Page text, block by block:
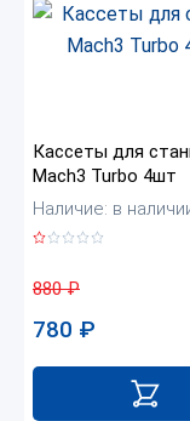
Кассеты для
Mach3 Turbo 4шт
Наличие: в
880₽
780 ₽